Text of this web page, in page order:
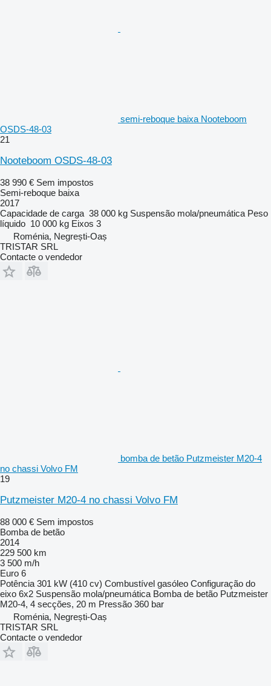
semi-reboque baixa Nooteboom
OSDS-48-03
21
Nooteboom OSDS-48-03
38 990 € Sem impostos
Semi-reboque baixa
2017
Capacidade de carga 38 000 kg Suspensão mola/pneumática Peso
líquido 10 000 kg Eixos 3
Roménia, Negrești-Oaș
TRISTAR SRL
Contacte o vendedor
bomba de betão Putzmeister M20-4
no chassi Volvo FM
19
Putzmeister M20-4 no chassi Volvo FM
88 000 € Sem impostos
Bomba de betão
2014
229 500 km
3 500 m/h
Euro 6
Potência 301 kW (410 cv) Combustível gasóleo Configuração do
eixo 6x2 Suspensão mola/pneumática Bomba de betão Putzmeister
M20-4, 4 secções, 20 m Pressão 360 bar
Roménia, Negrești-Oaș
TRISTAR SRL
Contacte o vendedor